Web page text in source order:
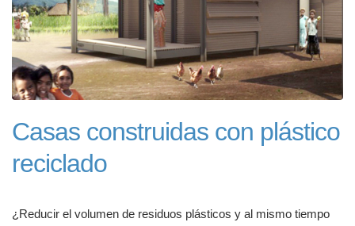
Casas construidas con plástico
reciclado
¿Reducir el volumen de residuos plásticos y al mismo tiempo